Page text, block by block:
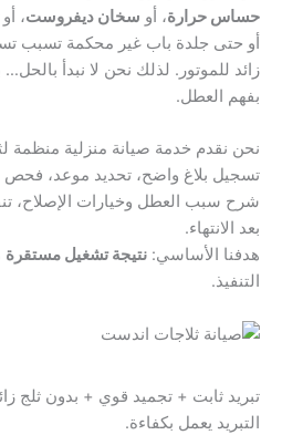
حساس حرارة، أو سخان ديفروست، أو
أو حتى جلدة باب غير محكمة تسبب
زائد للموتور. لذلك نحن لا نبدأ بالحل…
بفهم العطل.
نحن نقدم خدمة صيانة منزلية منظمة
تسجيل بلاغ واضح، تحديد موعد،
شرح سبب العطل وخيارات الإصلاح،
بعد الانتهاء.
هدفنا الأساسي: نتيجة تشغيل مستقرة
التنفيذ.
تبريد ثابت + تجميد قوي + بدون ثلج
التبريد يعمل بكفاءة.